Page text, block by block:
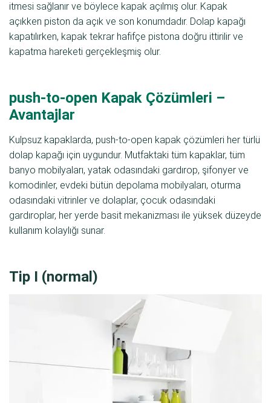
itmesi sağlanır ve böylece kapak açılmış olur. Kapak
açıkken piston da açık ve son konumdadır. Dolap kapağı
kapatılırken, kapak tekrar hafifçe pistona doğru ittirilir ve
kapatma hareketi gerçekleşmiş olur.
push-to-open Kapak Çözümleri –
Avantajlar
Kulpsuz kapaklarda, push-to-open kapak çözümleri her türlü
dolap kapağı için uygundur. Mutfaktaki tüm kapaklar, tüm
banyo mobilyaları, yatak odasındaki gardırop, şifonyer ve
komodinler, evdeki bütün depolama mobilyaları, oturma
odasındaki vitrinler ve dolaplar, çocuk odasındaki
gardıroplar, her yerde basit mekanizması ile yüksek düzeyde
kullanım kolaylığı sunar.
Tip I (normal)